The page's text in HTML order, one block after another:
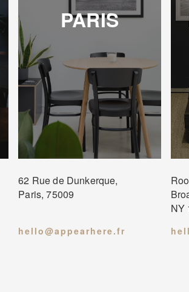
PARIS
62 Rue de Dunkerque,
Paris, 75009
hello@appearhere.fr
NY